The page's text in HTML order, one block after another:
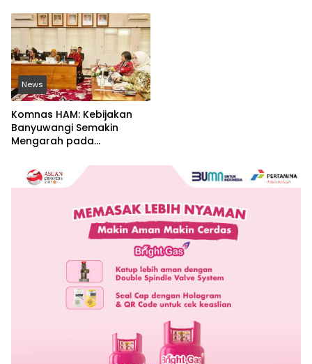
News
Komnas HAM: Kebijakan
Banyuwangi Semakin
Mengarah pada